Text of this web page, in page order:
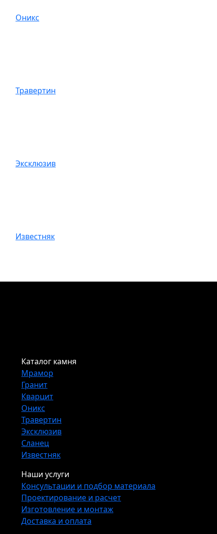
Оникс
Травертин
Эксклюзив
Известняк
Каталог камня
Мрамор
Гранит
Кварцит
Оникс
Травертин
Эксклюзив
Сланец
Известняк
Наши услуги
Консультации и подбор материала
Проектирование и расчет
Изготовление и монтаж
Доставка и оплата